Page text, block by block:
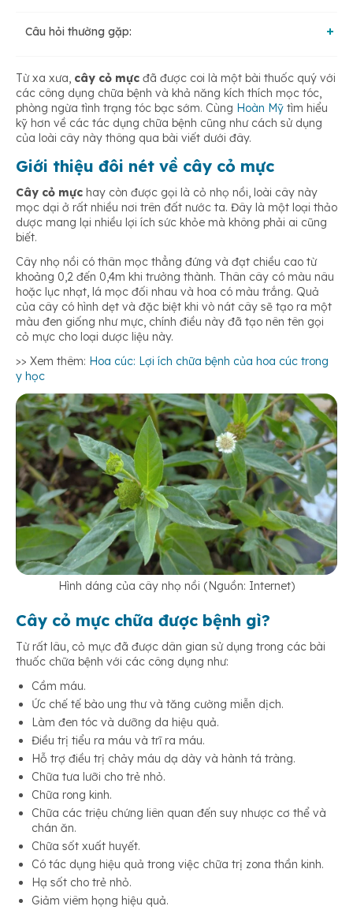
Chữa bệnh trĩ
Chảy máu dạ dày, hành tá tràng
Trị chảy máu cam
Rong kinh
Câu hỏi thường gặp:
Uống nước cỏ mực tươi có tác dụng gì?
Từ xa xưa, cây cỏ mực đã được coi là một bài thuốc quý với
các công dụng chữa bệnh và khả năng kích thích mọc tóc,
phòng ngừa tình trạng tóc bạc sớm. Cùng Hoàn Mỹ tìm hiểu
kỹ hơn về các tác dụng chữa bệnh cũng như cách sử dụng
của loài cây này thông qua bài viết dưới đây.
Giới thiệu đôi nét về cây cỏ mực
Cây cỏ mực hay còn được gọi là cỏ nhọ nồi, loài cây này
mọc dại ở rất nhiều nơi trên đất nước ta. Đây là một loại thảo
dược mang lại nhiều lợi ích sức khỏe mà không phải ai cũng
biết.
Cây nhọ nồi có thân mọc thẳng đứng và đạt chiều cao từ
khoảng 0,2 đến 0,4m khi trưởng thành. Thân cây có màu nâu
hoặc lục nhạt, lá mọc đối nhau và hoa có màu trắng. Quả
của cây có hình dẹt và đặc biệt khi vò nát cây sẽ tạo ra một
màu đen giống như mực, chính điều này đã tạo nên tên gọi
cỏ mực cho loại dược liệu này.
>> Xem thêm: Hoa cúc: Lợi ích chữa bệnh của hoa cúc trong
y học
Hình dáng của cây nhọ nồi (Nguồn: Internet)
Cây cỏ mực chữa được bệnh gì?
Từ rất lâu, cỏ mực đã được dân gian sử dụng trong các bài
thuốc chữa bệnh với các công dụng như:
Cầm máu.
Ức chế tế bào ung thư và tăng cường miễn dịch.
Làm đen tóc và dưỡng da hiệu quả.
Điều trị tiểu ra máu và trĩ ra máu.
Hỗ trợ điều trị chảy máu dạ dày và hành tá tràng.
Chữa tưa lưỡi cho trẻ nhỏ.
Chữa rong kinh.
Chữa các triệu chứng liên quan đến suy nhược cơ thể và
chán ăn.
Chữa sốt xuất huyết.
Có tác dụng hiệu quả trong việc chữa trị zona thần kinh.
Hạ sốt cho trẻ nhỏ.
Giảm viêm họng hiệu quả.